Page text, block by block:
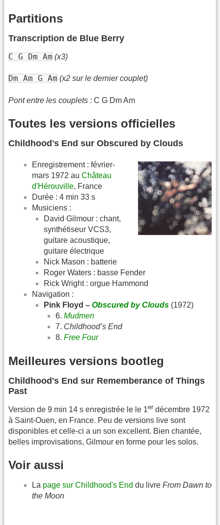
Partitions
Transcription de Blue Berry
C G Dm Am (x3)
Dm Am G Am (x2 sur le dernier couplet)
Pont entre les couplets : C G Dm Am
Toutes les versions officielles
Childhood's End sur Obscured by Clouds
Enregistrement : février-
mars 1972 au Château
d'Hérouville, France
Durée : 4 min 33 s
Musiciens :
David Gilmour : chant,
synthétiseur VCS3,
guitare acoustique,
guitare électrique
Nick Mason : batterie
Roger Waters : basse Fender
Rick Wright : orgue Hammond
Navigation :
Pink Floyd – Obscured by Clouds (1972)
6. Mudmen
7. Childhood’s End
8. Free Four
Meilleures versions bootleg
Childhood's End sur Rememberance of Things
Past
Version de 9 min 14 s enregistrée le le 1er décembre 1972
à Saint-Ouen, en France. Peu de versions live sont
disponibles et celle-ci a un son excellent. Bien chantée,
belles improvisations, Gilmour en forme pour les solos.
Voir aussi
La page sur Childhood's End du livre From Dawn to
the Moon